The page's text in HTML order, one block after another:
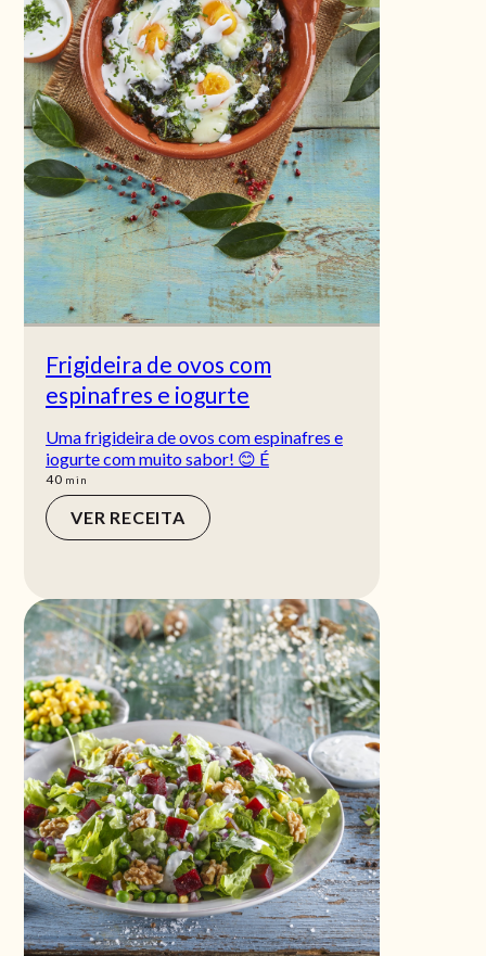
Frigideira de ovos com
espinafres e iogurte
Uma frigideira de ovos com espinafres e
iogurte com muito sabor! 😊 É
40min
min
VER RECEITA